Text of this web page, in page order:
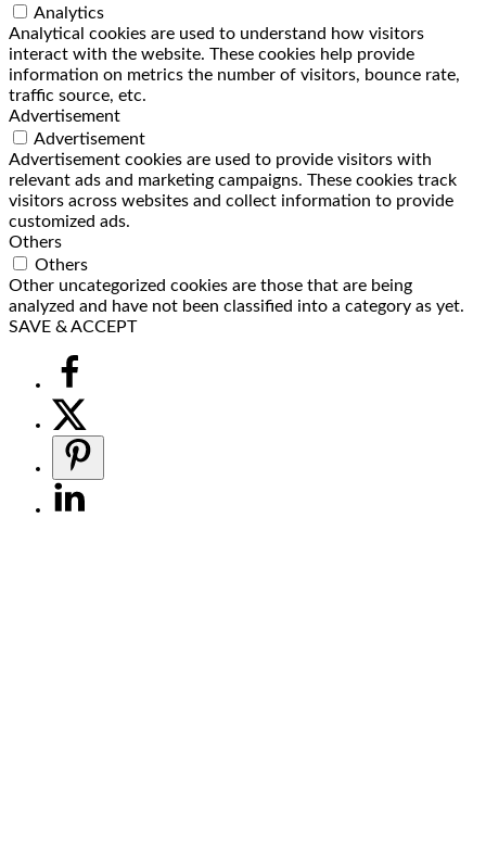
Analytics
Analytical cookies are used to understand how visitors
interact with the website. These cookies help provide
information on metrics the number of visitors, bounce rate,
traffic source, etc.
Advertisement
Advertisement
Advertisement cookies are used to provide visitors with
relevant ads and marketing campaigns. These cookies track
visitors across websites and collect information to provide
customized ads.
Others
Others
Other uncategorized cookies are those that are being
analyzed and have not been classified into a category as yet.
SAVE & ACCEPT